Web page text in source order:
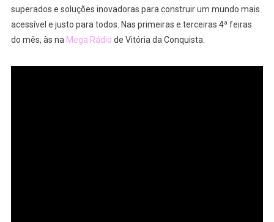
superados e soluções inovadoras para construir um mundo mais
acessível e justo para todos. Nas primeiras e terceiras 4ª feiras
do mês, às na Mega Rádio de Vitória da Conquista.